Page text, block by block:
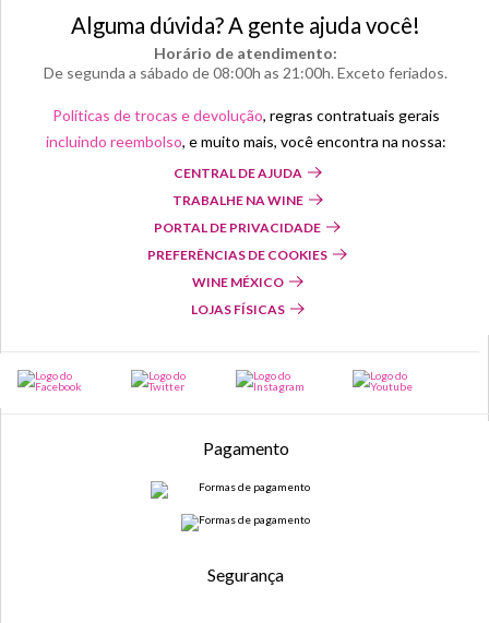
Alguma dúvida? A gente ajuda você!
Horário de atendimento:
De segunda a sábado de 08:00h as 21:00h. Exceto feriados.
Políticas de trocas e devolução, regras contratuais gerais
incluindo reembolso, e muito mais, você encontra na nossa:
CENTRAL DE AJUDA
TRABALHE NA WINE
PORTAL DE PRIVACIDADE
PREFERÊNCIAS DE COOKIES
WINE MÉXICO
LOJAS FÍSICAS
Pagamento
Segurança